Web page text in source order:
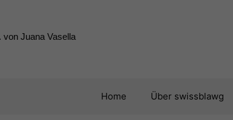
Juana Vasella
Home Über swissblawg